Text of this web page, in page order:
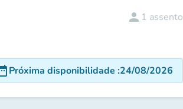
person 1 assento
Próxima disponibilidade :24/08/2026